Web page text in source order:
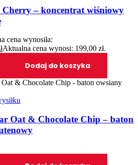
– koncentrat wiśniowy
cena wynosiła:
Aktualna cena wynosi: 199,00 zł.
Dodaj do koszyka
Oat & Chocolate Chip – baton